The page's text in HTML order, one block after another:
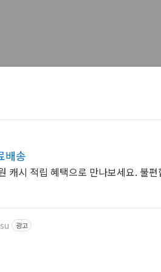
배송
캐시 적립 혜택으로 만나보세요. 불
광고